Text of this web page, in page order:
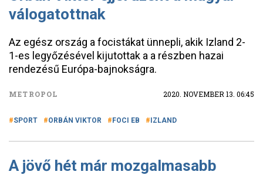
válogatottnak
Az egész ország a focistákat ünnepli, akik Izland 2-
1-es legyőzésével kijutottak a a részben hazai
rendezésű Európa-bajnokságra.
METROPOL 2020. NOVEMBER 13. 06:45
SPORT ORBÁN VIKTOR FOCI EB IZLAND
A jövő hét már mozgalmasabb